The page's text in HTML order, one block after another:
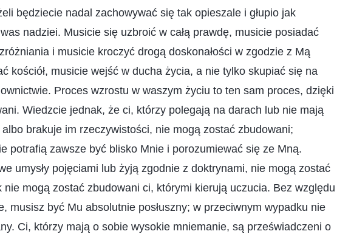
będziecie nadal zachowywać się tak opieszale i głupio jak
nadziei. Musicie się uzbroić w całą prawdę, musicie posiadać
i musicie kroczyć drogą doskonałości w zgodzie z Mą
kościół, musicie wejść w ducha życia, a nie tylko skupiać się na
Proces wzrostu w waszym życiu to ten sam proces, dzięki
Wiedzcie jednak, że ci, którzy polegają na darach lub nie mają
brakuje im rzeczywistości, nie mogą zostać zbudowani;
potrafią zawsze być blisko Mnie i porozumiewać się ze Mną.
umysły pojęciami lub żyją zgodnie z doktrynami, nie mogą zostać
mogą zostać zbudowani ci, którymi kierują uczucia. Bez względu
musisz być Mu absolutnie posłuszny; w przeciwnym wypadku nie
Ci, którzy mają o sobie wysokie mniemanie, są przeświadczeni o